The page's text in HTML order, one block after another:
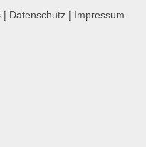
| Datenschutz | Impressum